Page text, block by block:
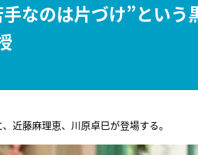
なのは片づけ”とい
近藤麻理恵、川原卓巳が登場する。